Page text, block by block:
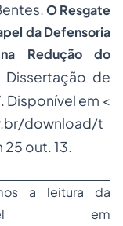
O Resgate
da Defensoria
Redução do
Dissertação de
Disponível em <
download/t
25 out. 13.
a leitura da
em